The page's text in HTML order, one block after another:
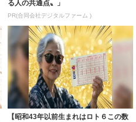
る人の共通点〟」
PR(合同会社デジタルファーム )
【昭和43年以前生まれはロト６この数